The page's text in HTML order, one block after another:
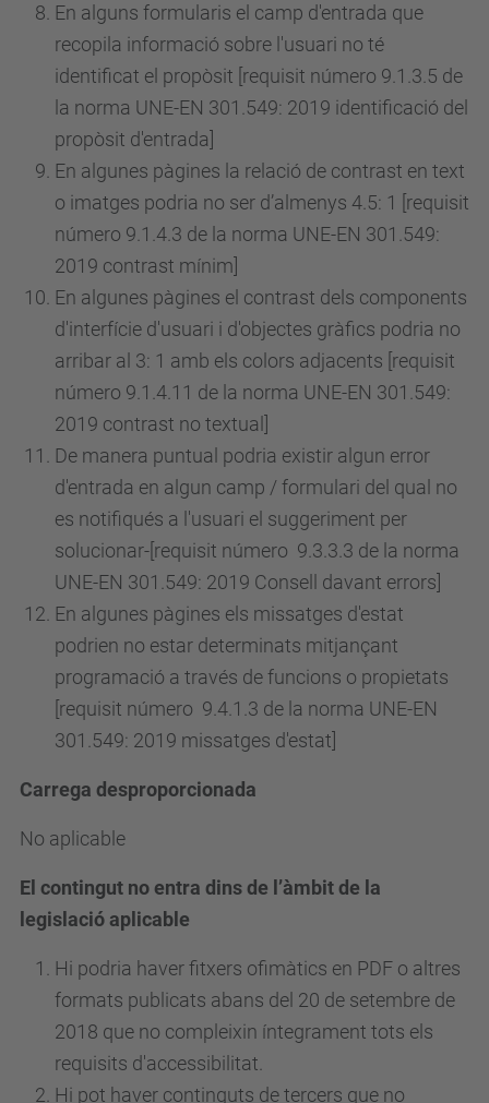
En alguns formularis el camp d'entrada que
recopila informació sobre l'usuari no té
identificat el propòsit [requisit número 9.1.3.5 de
la norma UNE-EN 301.549: 2019 identificació del
propòsit d'entrada]
En algunes pàgines la relació de contrast en text
o imatges podria no ser d’almenys 4.5: 1 [requisit
número 9.1.4.3 de la norma UNE-EN 301.549:
2019 contrast mínim]
En algunes pàgines el contrast dels components
d'interfície d'usuari i d'objectes gràfics podria no
arribar al 3: 1 amb els colors adjacents [requisit
número 9.1.4.11 de la norma UNE-EN 301.549:
2019 contrast no textual]
De manera puntual podria existir algun error
d'entrada en algun camp / formulari del qual no
es notifiqués a l'usuari el suggeriment per
solucionar-[requisit número 9.3.3.3 de la norma
UNE-EN 301.549: 2019 Consell davant errors]
En algunes pàgines els missatges d'estat
podrien no estar determinats mitjançant
programació a través de funcions o propietats
[requisit número 9.4.1.3 de la norma UNE-EN
301.549: 2019 missatges d'estat]
Carrega desproporcionada
No aplicable
El contingut no entra dins de l’àmbit de la
legislació aplicable
Hi podria haver fitxers ofimàtics en PDF o altres
formats publicats abans del 20 de setembre de
2018 que no compleixin íntegrament tots els
requisits d'accessibilitat.
Hi pot haver continguts de tercers que no